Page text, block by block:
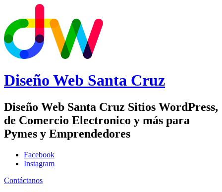
Diseño Web Santa Cruz
Diseño Web Santa Cruz Sitios WordPress,
de Comercio Electronico y más para
Pymes y Emprendedores
Facebook
Instagram
Contáctanos